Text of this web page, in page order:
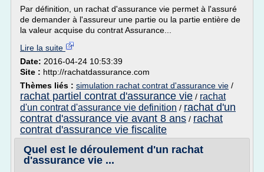
Par définition, un rachat d'assurance vie permet à l'assuré
de demander à l'assureur une partie ou la partie entière de
la valeur acquise du contrat Assurance...
Lire la suite
Date: 2016-04-24 10:53:39
Site : http://rachatdassurance.com
Thèmes liés : simulation rachat contrat d'assurance vie /
rachat partiel contrat d'assurance vie / rachat
d'un contrat d'assurance vie definition / rachat d'un
contrat d'assurance vie avant 8 ans / rachat
contrat d'assurance vie fiscalite
Quel est le déroulement d'un rachat
d'assurance vie ...